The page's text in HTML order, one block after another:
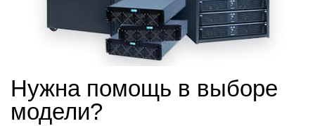
Нужна помощь в выборе
модели?